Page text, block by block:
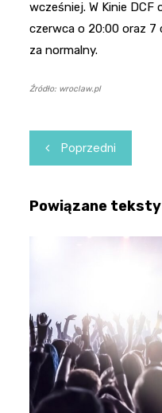
wcześniej. W Kinie
czerwca o 20:00 oraz 7
za normalny.
Źródło: wroclaw.pl
Nawigacja
wpisu
Poprzedni
Powiązane teksty